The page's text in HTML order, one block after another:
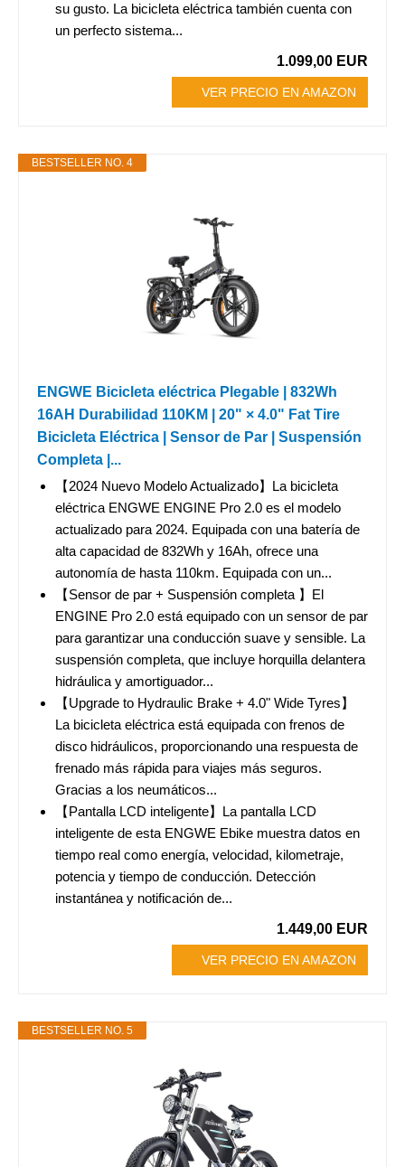
su gusto. La bicicleta eléctrica también cuenta con
un perfecto sistema...
1.099,00 EUR
VER PRECIO EN AMAZON
BESTSELLER NO. 4
ENGWE Bicicleta eléctrica Plegable | 832Wh
16AH Durabilidad 110KM | 20" × 4.0" Fat Tire
Bicicleta Eléctrica | Sensor de Par | Suspensión
Completa |...
【2024 Nuevo Modelo Actualizado】La bicicleta
eléctrica ENGWE ENGINE Pro 2.0 es el modelo
actualizado para 2024. Equipada con una batería de
alta capacidad de 832Wh y 16Ah, ofrece una
autonomía de hasta 110km. Equipada con un...
【Sensor de par + Suspensión completa 】El
ENGINE Pro 2.0 está equipado con un sensor de par
para garantizar una conducción suave y sensible. La
suspensión completa, que incluye horquilla delantera
hidráulica y amortiguador...
【Upgrade to Hydraulic Brake + 4.0" Wide Tyres】
La bicicleta eléctrica está equipada con frenos de
disco hidráulicos, proporcionando una respuesta de
frenado más rápida para viajes más seguros.
Gracias a los neumáticos...
【Pantalla LCD inteligente】La pantalla LCD
inteligente de esta ENGWE Ebike muestra datos en
tiempo real como energía, velocidad, kilometraje,
potencia y tiempo de conducción. Detección
instantánea y notificación de...
1.449,00 EUR
VER PRECIO EN AMAZON
BESTSELLER NO. 5